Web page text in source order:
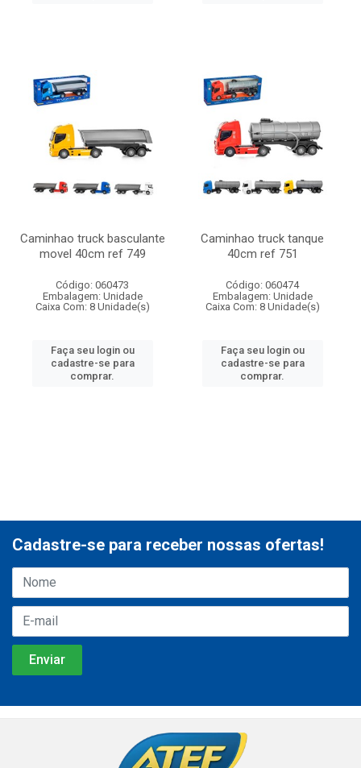
Caminhao truck basculante
movel 40cm ref 749
Código: 060473
Embalagem: Unidade
Caixa Com: 8 Unidade(s)
Faça seu login ou
cadastre-se para
comprar.
Caminhao truck tanque
40cm ref 751
Código: 060474
Embalagem: Unidade
Caixa Com: 8 Unidade(s)
Faça seu login ou
cadastre-se para
comprar.
Cadastre-se para receber nossas ofertas!